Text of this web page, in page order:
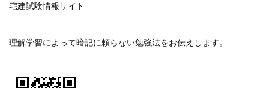
宅建試験情報サイト
理解学習によって暗記に頼らない勉強法をお伝えします。